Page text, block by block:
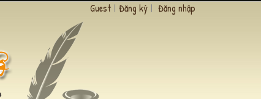
Guest | Đăng ký | Đăng nhập